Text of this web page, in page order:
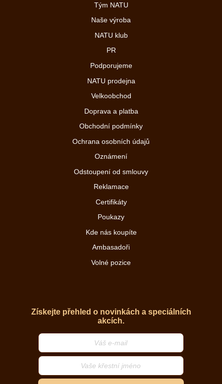
Tým NATU
Naše výroba
NATU klub
PR
Podporujeme
NATU prodejna
Velkoobchod
Doprava a platba
Obchodní podmínky
Ochrana osobních údajů
Oznámení
Odstoupení od smlouvy
Reklamace
Certifikáty
Poukazy
Kde nás koupíte
Ambasadoři
Volné pozice
Získejte přehled o novinkách a speciálních
akcích.